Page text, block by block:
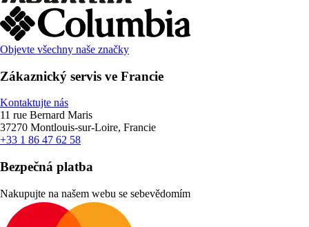
Objevte všechny naše značky
Zákaznický servis ve Francie
Kontaktujte nás
11 rue Bernard Maris
37270 Montlouis-sur-Loire, Francie
+33 1 86 47 62 58
Bezpečná platba
Nakupujte na našem webu se sebevědomím